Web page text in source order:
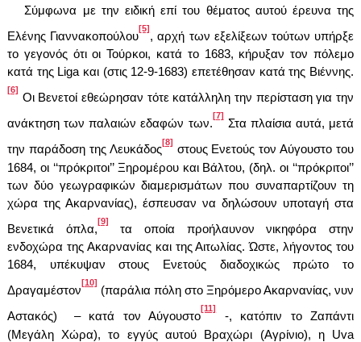
Σύμφωνα με την ειδική επί του θέματος αυτού έρευνα της
Ελένης Γιαννακοπούλου
[5]
, αρχή των εξελίξεων τούτων υπήρξε
το γεγονός ότι οι Τούρκοι, κατά το 1683, κήρυξαν τον πόλεμο
κατά της Liga και (στις 12-9-1683) επετέθησαν κατά της Βιέννης.
[6]
Οι Βενετοί εθεώρησαν τότε κατάλληλη την περίσταση για την
ανάκτηση των παλαιών εδαφών των.
[7]
Στα πλαίσια αυτά, μετά
την παράδοση της Λευκάδος
[8]
στους Ενετούς τον Αύγουστο του
1684, οι ‘‘πρόκριτοι’’ Ξηρομέρου και Βάλτου, (δηλ. οι ‘‘πρόκριτοι’’
των δύο γεωγραφικών διαμερισμάτων που συναπαρτίζουν τη
χώρα της Ακαρνανίας), έσπευσαν να δηλώσουν υποταγή στα
Βενετικά όπλα,
[9]
τα οποία προήλαυνον νικηφόρα στην
ενδοχώρα της Ακαρνανίας και της Αιτωλίας. Ώστε, λήγοντος του
1684, υπέκυψαν στους Ενετούς διαδοχικώς πρώτο το
Δραγαμέστον
[10]
(παράλια πόλη στο Ξηρόμερο Ακαρνανίας, νυν
Αστακός) – κατά τον Αύγουστο
[11]
-, κατόπιν το Ζαπάντι
(Μεγάλη Χώρα), το εγγύς αυτού Βραχώρι (Αγρίνιο), η Uva